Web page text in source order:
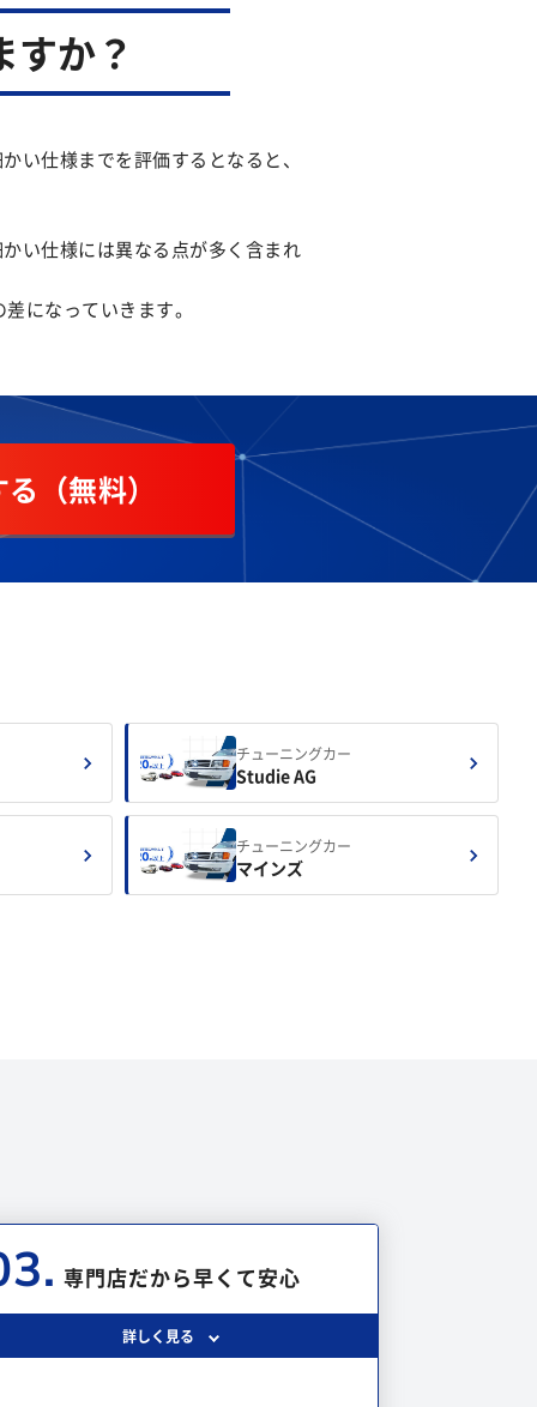
すか？
い仕様までを評価するとなると、
い仕様には異なる点が多く含まれ
になっていきます。
（無料）
チューニングカー
Studie AG
チューニングカー
マインズ
専門店だから早くて安心
詳しく見る